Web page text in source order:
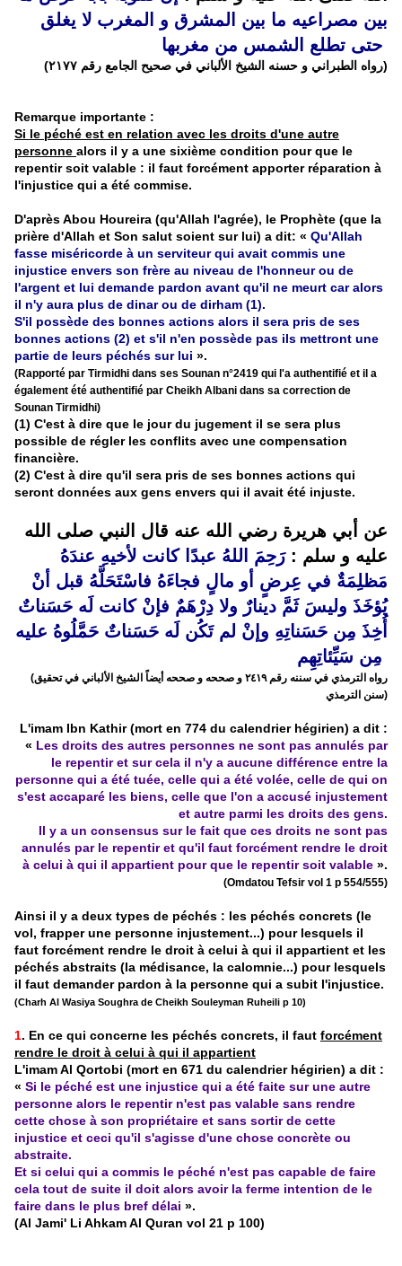
بين مصراعيه ما بين المشرق و المغرب لا يغلق
(رواه الطبراني و حسنه الشيخ الألباني في صحيح الجامع رقم ٢١٧٧)
Remarque importante :
Si le péché est en relation avec les droits d'une autre
personne alors il y a une sixième condition pour que le
repentir soit valable : il faut forcément apporter réparation à
l'injustice qui a été commise.
D'après Abou Houreira (qu'Allah l'agrée), le Prophète (que la
prière d'Allah et Son salut soient sur lui) a dit: « Qu'Allah
fasse miséricorde à un serviteur qui avait commis une
injustice envers son frère au niveau de l'honneur ou de
l'argent et lui demande pardon avant qu'il ne meurt car alors
il n'y aura plus de dinar ou de dirham (1).
S'il possède des bonnes actions alors il sera pris de ses
bonnes actions (2) et s'il n'en possède pas ils mettront une
partie de leurs péchés sur lui ».
(Rapporté par Tirmidhi dans ses Sounan n°2419 qui l'a authentifié et il a
également été authentifié par Cheikh Albani dans sa correction de
Sounan Tirmidhi)
(1) C'est à dire que le jour du jugement il se sera plus
possible de régler les conflits avec une compensation
financière.
(2) C'est à dire qu'il sera pris de ses bonnes actions qui
seront données aux gens envers qui il avait été injuste.
عن أبي هريرة رضي الله عنه قال النبي صلى الله
عليه و سلم : رَحِمَ اللهُ عبدًا كانت لأخيهِ عندَهُ
مَظلِمَةٌ في عِرضٍ أو مالٍ فجاءَهُ فاسْتَحَلَّهُ قبل أنْ
يُؤخَذَ وليسَ ثَمَّ دينارٌ ولا دِرْهَمٌ فإنْ كانت لَه حَسَناتٌ
أُخِذَ مِن حَسَناتِهِ وإنْ لم تَكُن لَه حَسَناتٌ حَمَّلُوهُ عليه
(رواه الترمذي في سننه رقم ٢٤١٩ و صححه و صححه أيضاً الشيخ الألباني في تحقيق
سنن الترمذي)
L'imam Ibn Kathir (mort en 774 du calendrier hégirien) a dit :
« Les droits des autres personnes ne sont pas annulés par
le repentir et sur cela il n'y a aucune différence entre la
personne qui a été tuée, celle qui a été volée, celle de qui on
s'est accaparé les biens, celle que l'on a accusé injustement
et autre parmi les droits des gens.
Il y a un consensus sur le fait que ces droits ne sont pas
annulés par le repentir et qu'il faut forcément rendre le droit
à celui à qui il appartient pour que le repentir soit valable ».
(Omdatou Tefsir vol 1 p 554/555)
Ainsi il y a deux types de péchés : les péchés concrets (le
vol, frapper une personne injustement...) pour lesquels il
faut forcément rendre le droit à celui à qui il appartient et les
péchés abstraits (la médisance, la calomnie...) pour lesquels
il faut demander pardon à la personne qui a subit l'injustice.
(Charh Al Wasiya Soughra de Cheikh Souleyman Ruheili p 10)
1. En ce qui concerne les péchés concrets, il faut forcément
rendre le droit à celui à qui il appartient
L'imam Al Qortobi (mort en 671 du calendrier hégirien) a dit :
« Si le péché est une injustice qui a été faite sur une autre
personne alors le repentir n'est pas valable sans rendre
cette chose à son propriétaire et sans sortir de cette
injustice et ceci qu'il s'agisse d'une chose concrète ou
abstraite.
Et si celui qui a commis le péché n'est pas capable de faire
cela tout de suite il doit alors avoir la ferme intention de le
faire dans le plus bref délai ».
(Al Jami' Li Ahkam Al Quran vol 21 p 100)